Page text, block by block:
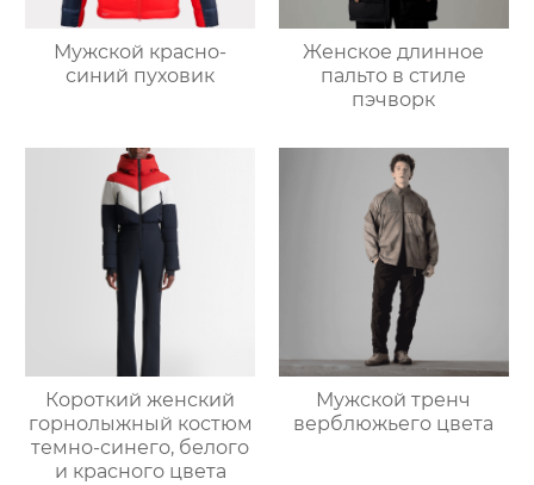
Мужской красно-
синий пуховик
Женское длинное
пальто в стиле
пэчворк
Короткий женский
горнолыжный костюм
темно-синего, белого
и красного цвета
Мужской тренч
верблюжьего цвета